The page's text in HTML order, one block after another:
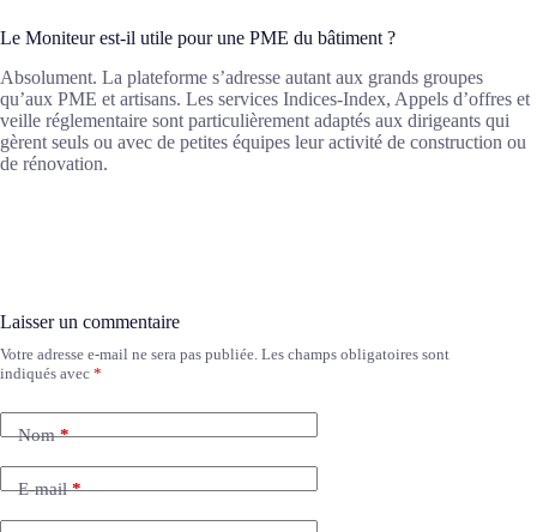
Le Moniteur est-il utile pour une PME du bâtiment ?
Absolument. La plateforme s’adresse autant aux grands groupes
qu’aux PME et artisans. Les services Indices-Index, Appels d’offres et
veille réglementaire sont particulièrement adaptés aux dirigeants qui
gèrent seuls ou avec de petites équipes leur activité de construction ou
de rénovation.
Laisser un commentaire
Votre adresse e-mail ne sera pas publiée. Les champs obligatoires sont
indiqués avec *
Nom*
E-mail*
A
l
r
n